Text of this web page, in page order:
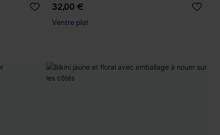
32,00 €
Ventre plat